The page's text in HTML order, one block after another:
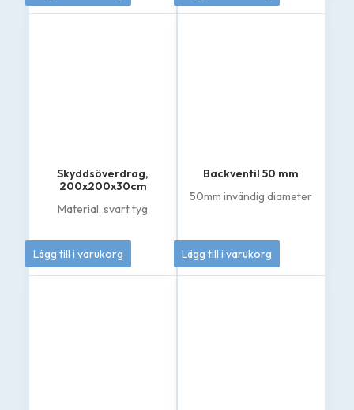
Skyddsöverdrag,
200x200x30cm
Material, svart tyg
895kr
Lägg till i varukorg
Backventil 50 mm
50mm invändig diameter
549kr
Lägg till i varukorg